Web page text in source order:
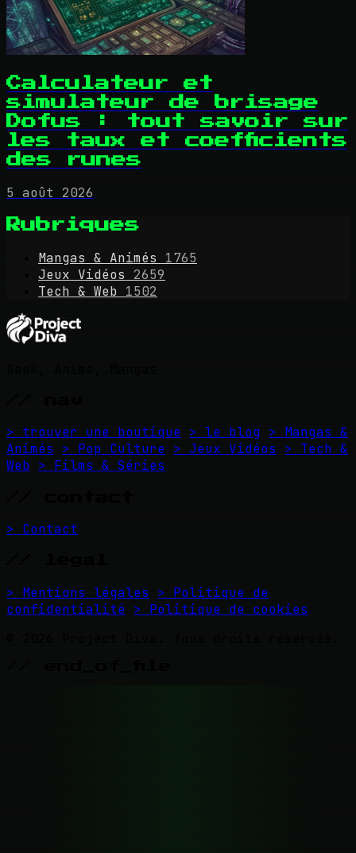
Calculateur et
simulateur de brisage
Dofus : tout savoir sur
les taux et coefficients
des runes
5 août 2026
Rubriques
Mangas & Animés
1765
Jeux Vidéos
2659
Tech & Web 1502
> trouver une boutique > le blog > Mangas &
Animés
> Pop Culture > Jeux Vidéos
> Tech &
Web > Films & Séries
> Contact
> Mentions légales
> Politique de
confidentialité > Politique de cookies